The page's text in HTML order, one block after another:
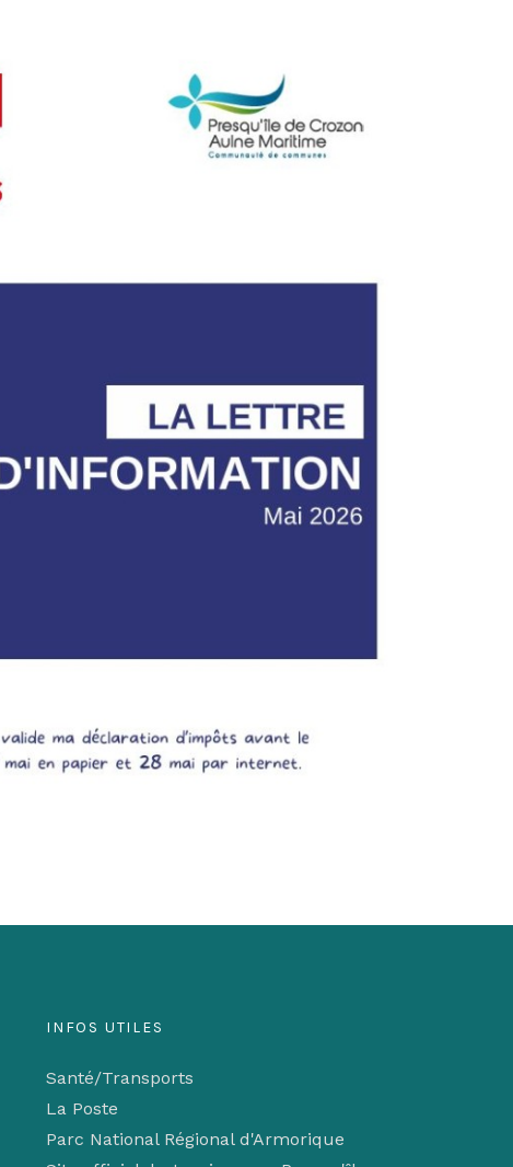
INFOS UTILES
Santé/Transports
La Poste
Parc National Régional d'Armorique